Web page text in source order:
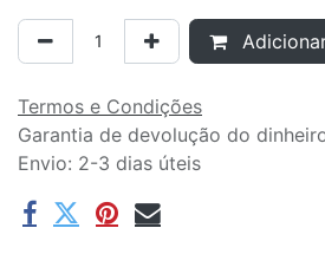
Termos e Condições
Garantia de devolução do
Envio: 2-3 dias úteis